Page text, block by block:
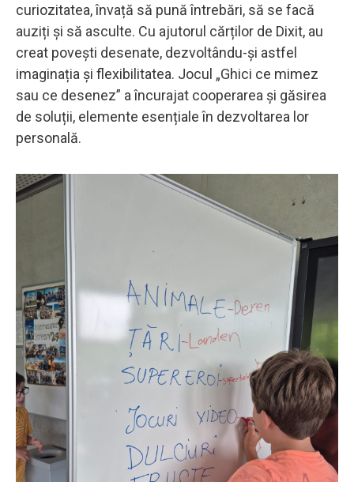
curiozitatea, învață să pună întrebări, să se facă
auziți și să asculte. Cu ajutorul cărților de Dixit, au
creat povești desenate, dezvoltându-și astfel
imaginația și flexibilitatea. Jocul „Ghici ce mimez
sau ce desenez” a încurajat cooperarea și găsirea
de soluții, elemente esențiale în dezvoltarea lor
personală.